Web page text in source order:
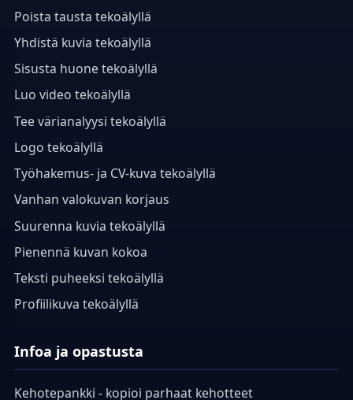
Poista tausta tekoälyllä
Yhdistä kuvia tekoälyllä
Sisusta huone tekoälyllä
Luo video tekoälyllä
Tee värianalyysi tekoälyllä
Logo tekoälyllä
Työhakemus- ja CV-kuva tekoälyllä
Vanhan valokuvan korjaus
Suurenna kuvia tekoälyllä
Pienennä kuvan kokoa
Teksti puheeksi tekoälyllä
Profiilikuva tekoälyllä
Infoa ja opastusta
Kehotepankki - kopioi parhaat kehotteet